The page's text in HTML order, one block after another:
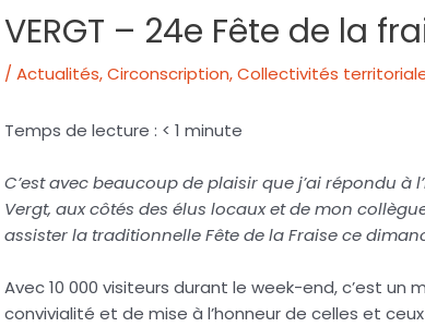
VERGT – 24e Fête de la
/Actualités,Circonscription,Collectivités
Temps de lecture : < 1 minute
C’est avec beaucoup de plaisir que j’ai répondu à
Vergt, aux côtés des élus locaux et de mon
assister la traditionnelle Fête de la Fraise ce
Avec 10 000 visiteurs durant le week-end, c’est un
convivialité et de mise à l’honneur de celles et